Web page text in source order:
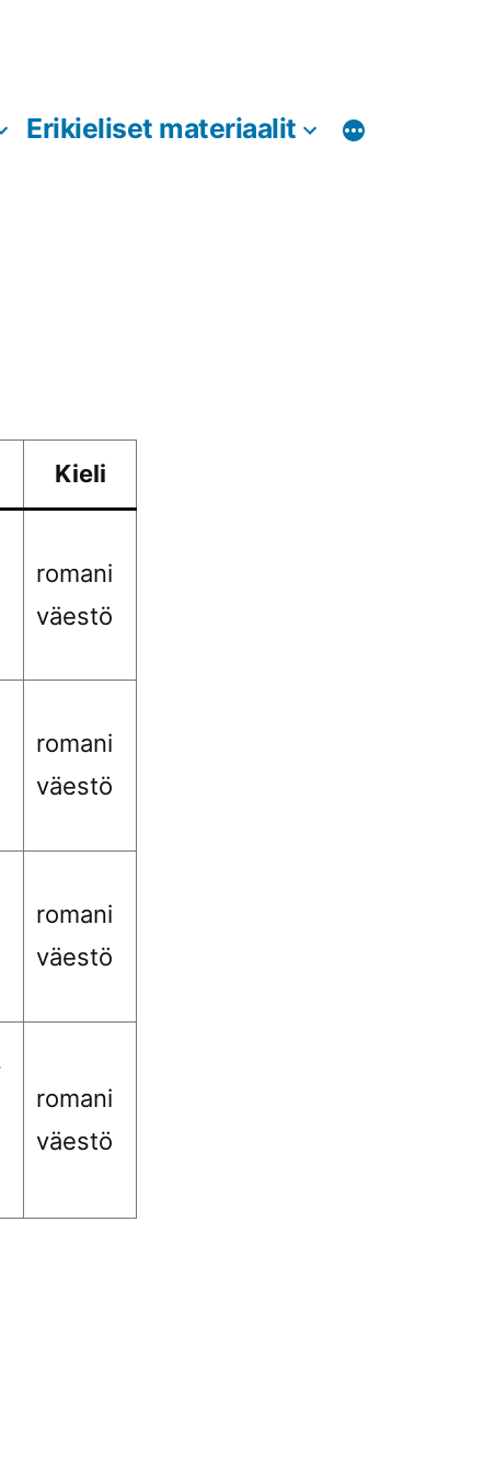
Erikieliset materiaalit
Kieli
romani
väestö
romani
väestö
romani
väestö
romani
väestö